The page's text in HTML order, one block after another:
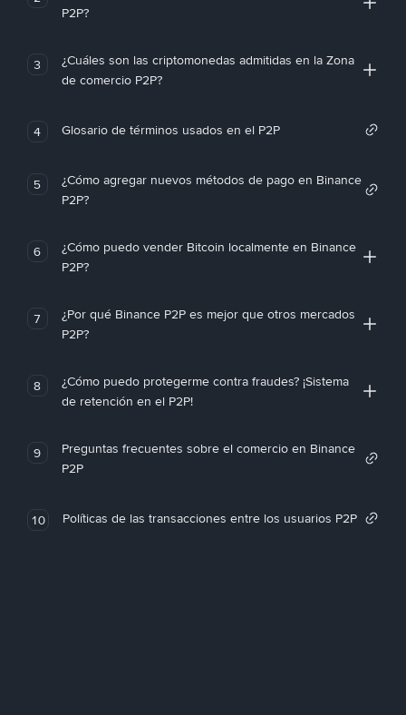
P2P?
3
¿Cuáles son las criptomonedas admitidas en la Zona
de comercio P2P?
4 Glosario de términos usados en el P2P
5
¿Cómo agregar nuevos métodos de pago en Binance
P2P?
6
¿Cómo puedo vender Bitcoin localmente en Binance
P2P?
7
¿Por qué Binance P2P es mejor que otros mercados
P2P?
8
¿Cómo puedo protegerme contra fraudes? ¡Sistema
de retención en el P2P!
9
Preguntas frecuentes sobre el comercio en Binance
P2P
10 Políticas de las transacciones entre los usuarios P2P